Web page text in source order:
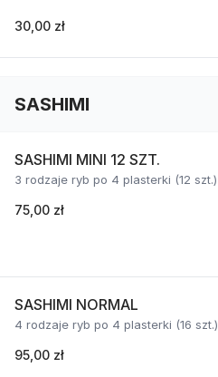
30,00 zł
SASHIMI
SASHIMI MINI 12 SZT.
3 rodzaje ryb po 4 plasterki (12 szt.)
75,00 zł
SASHIMI NORMAL
4 rodzaje ryb po 4 plasterki (16 szt.)
95,00 zł